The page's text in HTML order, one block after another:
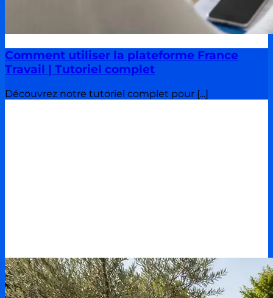
Comment utiliser la plateforme France
Travail | Tutoriel complet
Découvrez notre tutoriel complet pour [...]